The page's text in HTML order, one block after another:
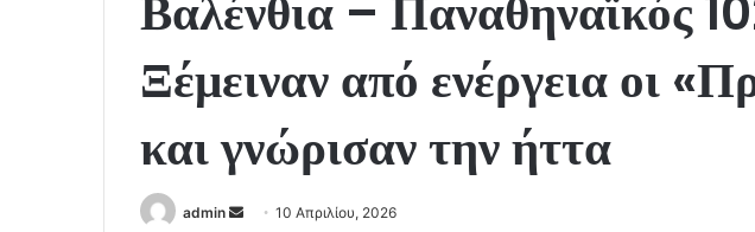
Ξέμειναν από ενέργεια οι
και γνώρισαν την ήττα
admin
Send10 Απριλίου, 2026